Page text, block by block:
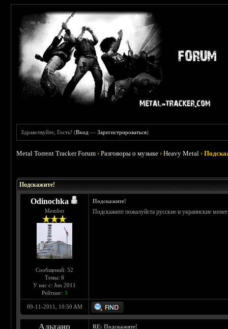
Здравствуйте, Гость! (Вход —Зарегистрироваться)
Metal Torrent Tracker Forum ›Разговоры о музыке ›Heavy Metal ›
Подскажите!
Odinochka
Member
Сообщений: 52
Темы: 8
У нас с: Jun 2011
Рейтинг: 3
Подскажите!
Подскажите пожалуйста русские и украинские
09-11-2011, 10:50 AM
Альтаир RE: Подскажите!